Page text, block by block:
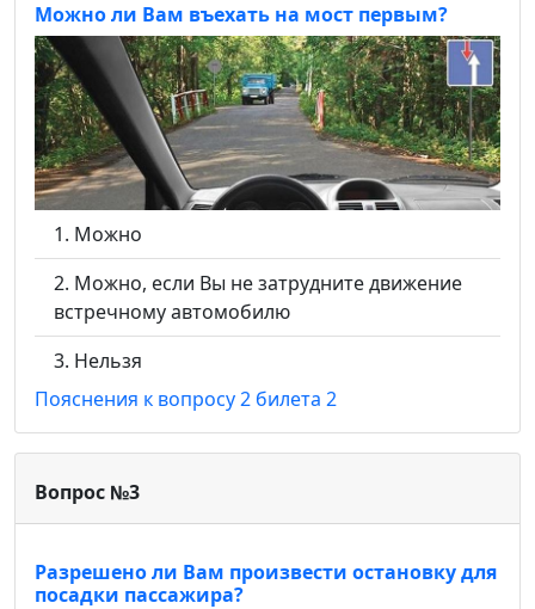
Можно ли Вам въехать на мост первым?
Можно
Можно, если Вы не затрудните движение
встречному автомобилю
Нельзя
Пояснения к вопросу 2 билета 2
Вопрос №3
Разрешено ли Вам произвести остановку для
посадки пассажира?